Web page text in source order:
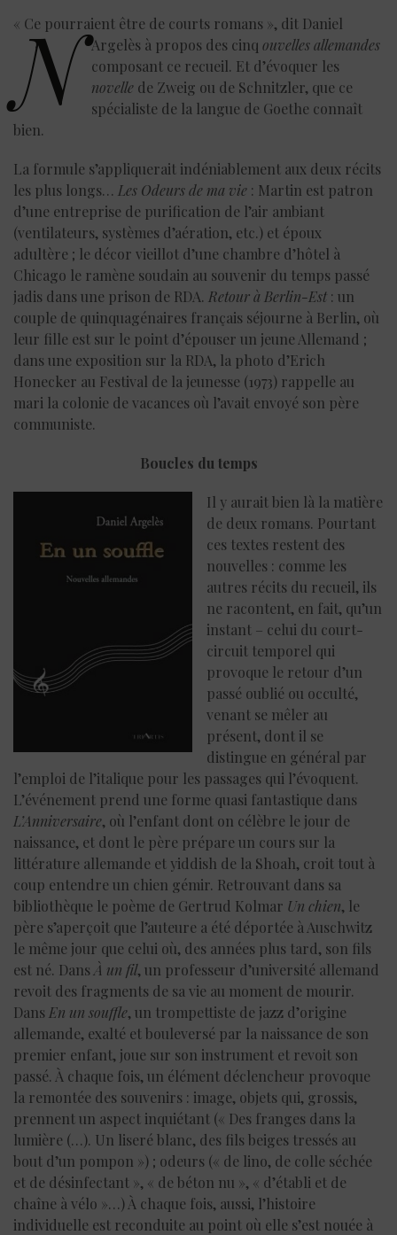
« Ce pourraient être de courts romans », dit Daniel
Argelès à propos des cinq
n
ouvelles allemandes
composant ce recueil. Et d’évoquer les
novelle de Zweig ou de Schnitzler, que ce
spécialiste de la langue de Goethe connaît
bien.
La formule s’appliquerait indéniablement aux deux récits
les plus longs… Les Odeurs de ma vie : Martin est patron
d’une entreprise de purification de l’air ambiant
(ventilateurs, systèmes d’aération, etc.) et époux
adultère ; le décor vieillot d’une chambre d’hôtel à
Chicago le ramène soudain au souvenir du temps passé
jadis dans une prison de RDA. Retour à Berlin-Est : un
couple de quinquagénaires français séjourne à Berlin, où
leur fille est sur le point d’épouser un jeune Allemand ;
dans une exposition sur la RDA, la photo d’Erich
Honecker au Festival de la jeunesse (1973) rappelle au
mari la colonie de vacances où l’avait envoyé son père
communiste.
Boucles du temps
Il y aurait bien là la matière
de deux romans. Pourtant
ces textes restent des
nouvelles : comme les
autres récits du recueil, ils
ne racontent, en fait, qu’un
instant – celui du court-
circuit temporel qui
provoque le retour d’un
passé oublié ou occulté,
venant se mêler au
présent, dont il se
distingue en général par
l’emploi de l’italique pour les passages qui l’évoquent.
L’événement prend une forme quasi fantastique dans
L’Anniversaire, où l’enfant dont on célèbre le jour de
naissance, et dont le père prépare un cours sur la
littérature allemande et yiddish de la Shoah, croit tout à
coup entendre un chien gémir. Retrouvant dans sa
bibliothèque le poème de Gertrud Kolmar Un chien, le
père s’aperçoit que l’auteure a été déportée à Auschwitz
le même jour que celui où, des années plus tard, son fils
est né. DansÀ un fil, un professeur d’université allemand
revoit des fragments de sa vie au moment de mourir.
Dans En un souffle, un trompettiste de jazz d’origine
allemande, exalté et bouleversé par la naissance de son
premier enfant, joue sur son instrument et revoit son
passé. À chaque fois, un élément déclencheur provoque
la remontée des souvenirs : image, objets qui, grossis,
prennent un aspect inquiétant (« Des franges dans la
lumière (…). Un liseré blanc, des fils beiges tressés au
bout d’un pompon ») ; odeurs (« de lino, de colle séchée
et de désinfectant », « de béton nu », « d’établi et de
chaîne à vélo »…) À chaque fois, aussi, l’histoire
individuelle est reconduite au point où elle s’est nouée à